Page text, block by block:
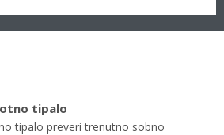
tipalo
tipalo preveri trenutno sobno